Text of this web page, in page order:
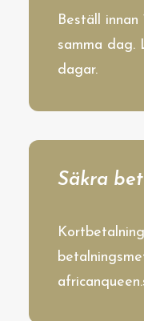
Beställ innan
samma dag.
dagar.
Säkra